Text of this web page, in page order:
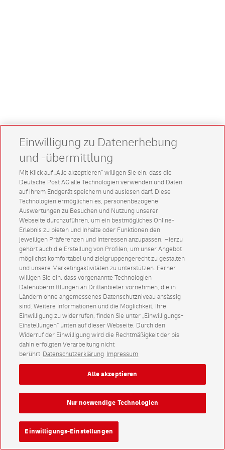
Einwilligung zu Datenerhebung
und -übermittlung
Mit Klick auf „Alle akzeptieren” willigen Sie ein, dass die
Deutsche Post AG alle Technologien verwenden und Daten
auf Ihrem Endgerät speichern und auslesen darf. Diese
Technologien ermöglichen es, personenbezogene
Auswertungen zu Besuchen und Nutzung unserer
Webseite durchzuführen, um ein bestmögliches Online-
Erlebnis zu bieten und Inhalte oder Funktionen den
jeweiligen Präferenzen und Interessen anzupassen. Hierzu
gehört auch die Erstellung von Profilen, um unser Angebot
möglichst komfortabel und zielgruppengerecht zu gestalten
und unsere Marketingaktivitäten zu unterstützen. Ferner
willigen Sie ein, dass vorgenannte Technologien
Datenübermittlungen an Drittanbieter vornehmen, die in
Ländern ohne angemessenes Datenschutzniveau ansässig
sind. Weitere Informationen und die Möglichkeit, Ihre
Einwilligung zu widerrufen, finden Sie unter „Einwilligungs-
Einstellungen“ unten auf dieser Webseite. Durch den
Widerruf der Einwilligung wird die Rechtmäßigkeit der bis
dahin erfolgten Verarbeitung nicht
berührt Datenschutzerklärung Impressum
Einwilligungs-Einstellungen
Nur notwendige Technologien
Alle akzeptieren